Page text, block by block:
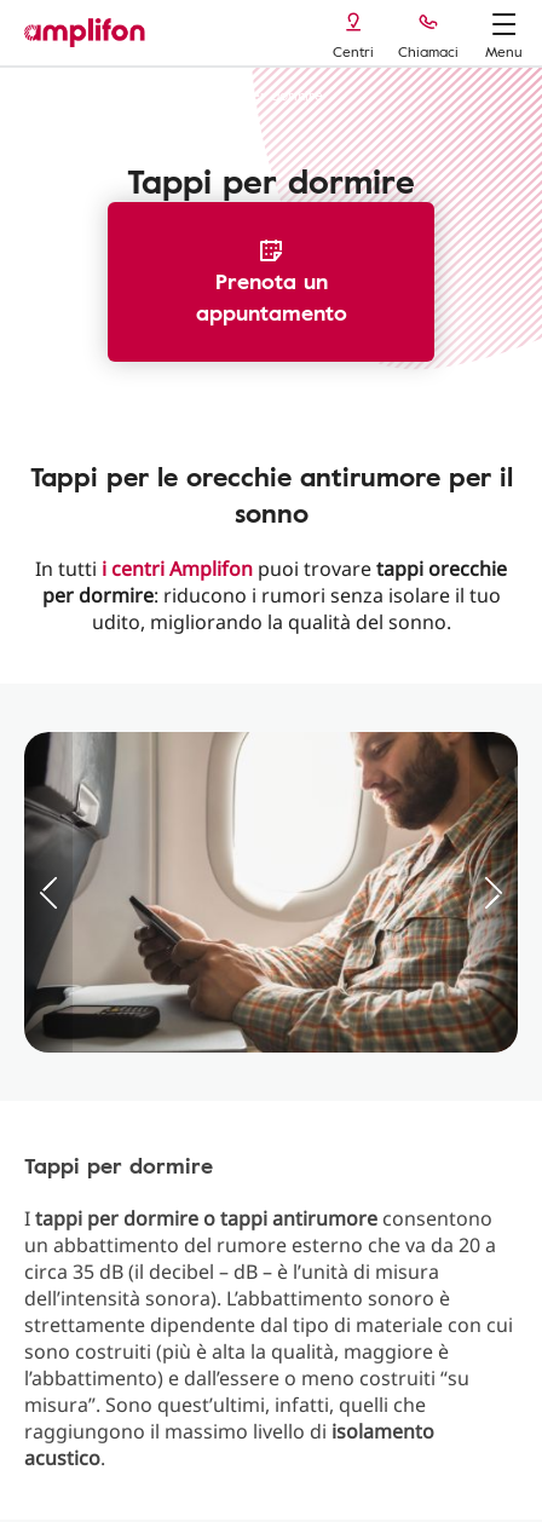
Centri Chiamaci
Menu
Tappi per dormire
Tappi per dormire
Prenota un
appuntamento
Tappi per le orecchie antirumore per il
sonno
In tutti i centri Amplifon puoi trovaretappi orecchie
per dormire: riducono i rumori senza isolare il tuo
udito, migliorando la qualità del sonno.
Tappi per dormire
Itappi per dormire o tappi antirumore consentono
un abbattimento del rumore esterno che va da 20 a
circa 35 dB (il decibel – dB – è l’unità di misura
dell’intensità sonora). L’abbattimento sonoro è
strettamente dipendente dal tipo di materiale con cui
sono costruiti (più è alta la qualità, maggiore è
l’abbattimento) e dall’essere o meno costruiti “su
misura”. Sono quest’ultimi, infatti, quelli che
raggiungono il massimo livello di isolamento
acustico.